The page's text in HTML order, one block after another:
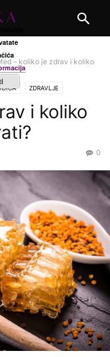
– koliko je zdrav i koliko
ZDRAVLJE
i koliko
0